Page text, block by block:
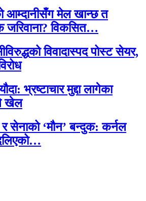
आम्दानीसँग मेल खान्छ त
जरिवाना? विकसित…
विवादास्पद पोस्ट सेयर,
भ्रष्टाचार मुद्दा लागेका
खेल
सेनाको ‘मौन’ बन्दुक: कर्नल